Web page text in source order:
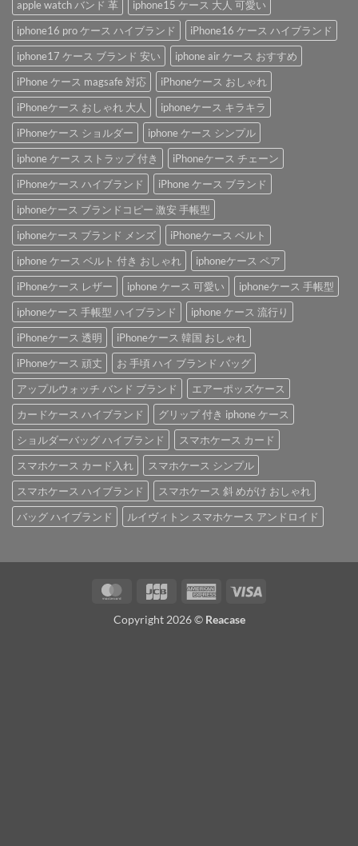
apple watch バンド 革
iphone15 ケース 大人 可愛い
iphone16 pro ケース ハイブランド
iPhone16 ケース ハイブランド
iphone17 ケース ブランド 安い
iphone air ケース おすすめ
iPhone ケース magsafe 対応
iPhoneケース おしゃれ
iPhoneケース おしゃれ 大人
iphoneケース キラキラ
iPhoneケース ショルダー
iphone ケース シンプル
iphone ケース ストラップ 付き
iPhoneケース チェーン
iPhoneケース ハイブランド
iPhone ケース ブランド
iphoneケース ブランドコピー 激安 手帳型
iphoneケース ブランド メンズ
iPhoneケース ベルト
iphone ケース ベルト 付き おしゃれ
iphoneケース ペア
iPhoneケース レザー
iphone ケース 可愛い
iphoneケース 手帳型
iphoneケース 手帳型 ハイブランド
iphone ケース 流行り
iPhoneケース 透明
iPhoneケース 韓国 おしゃれ
iPhoneケース 頑丈
お 手頃 ハイ ブランド バッグ
アップルウォッチ バンド ブランド
エアーポッズケース
カードケース ハイブランド
グリップ 付き iphone ケース
ショルダーバッグ ハイブランド
スマホケース カード
スマホケース カード入れ
スマホケース シンプル
スマホケース ハイブランド
スマホケース 斜 めがけ おしゃれ
バッグ ハイブランド
ルイヴィトン スマホケース アンドロイド
MasterCard
JCB
American
Copyright 2026 © Reacase